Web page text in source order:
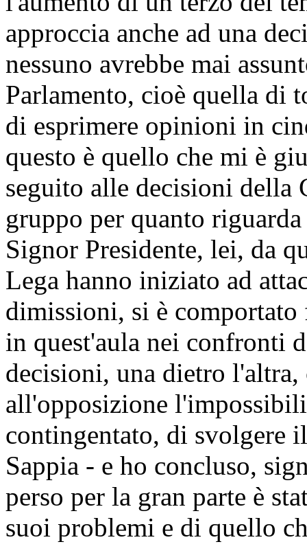
approccia anche ad una
nessuno avrebbe mai
Parlamento, cioè quella di
di esprimere opinioni in
questo è quello che mi è
seguito alle decisioni della
gruppo per quanto
Signor Presidente, lei, da
Lega hanno iniziato ad
dimissioni, si è comportato
in quest'aula nei confronti
decisioni, una dietro
all'opposizione
contingentato, di svolgere
Sappia - e ho concluso,
perso per la gran parte è
suoi problemi e di quello